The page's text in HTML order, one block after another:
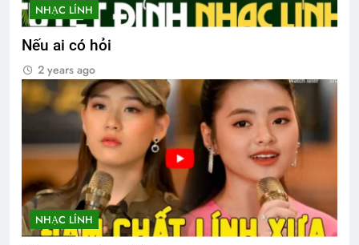
NHẠC LÍNH
Nếu ai có hỏi
2 years ago
NHẠC LÍNH